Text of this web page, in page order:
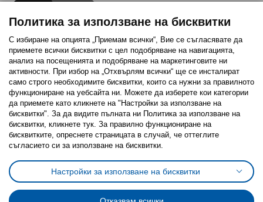
Последвайте ни:
FacebookTwitterYoutubePinterestInstagram
Политика за използване на бисквитки (Cookies)
Избор на настройки за използване на бисквитки
Условия за ползване на ikea.bgОбща политика за личните данни
Политика за защита на личните данни на ikea.bg
Общи условия на програма IKEA Family
Политика за използване на бисквитки
С избиране на опцията „Приемам всички“, Вие се съгласявате да
приемете всички бисквитки с цел подобряване на навигацията,
анализ на посещенията и подобряване на маркетинговите ни
активности. При избор на „Отхвърлям всички“ ще се инсталират
само строго необходимитe бисквитки, които са нужни за правилното
функциониране на уебсайта ни. Можете да изберете кои категории
да приемете като кликнете на "Настройки за използване на
бисквитки". За да видите пълната ни Политика за използване на
бисквитки, кликнете тук. За правилно функциониране на
бисквитките, опреснете страницата в случай, че оттеглите
съгласието си за използване на бисквитки.
Настройки за използване на бисквитки